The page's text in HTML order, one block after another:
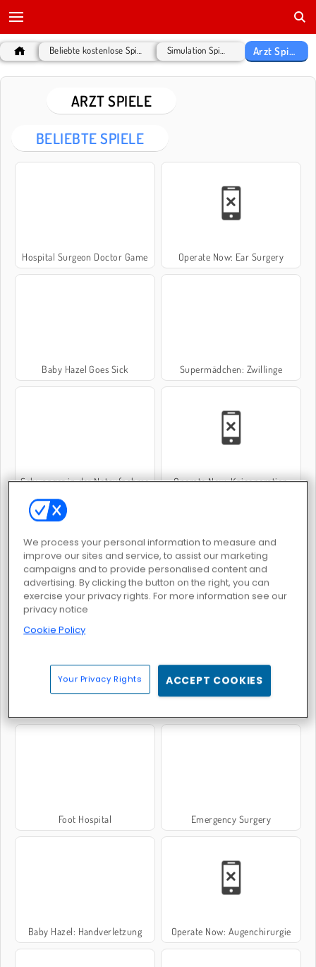
Arzt Spiele
ARZT SPIELE
BELIEBTE SPIELE
Hospital Surgeon Doctor Game Operate Now: Ear Surgery
Baby Hazel Goes Sick Supermädchen: Zwillinge
Schwanger in der Notaufnahme Operate Now: Knieoperation
Operate Now: Pericardium Surgery Ella: Hüftoperation
Foot Hospital Emergency Surgery
Baby Hazel: Handverletzung Operate Now: Augenchirurgie
We process your personal information to measure and
improve our sites and service, to assist our marketing
campaigns and to provide personalised content and
advertising. By clicking the button on the right, you can
exercise your privacy rights. For more information see our
privacy notice
Cookie Policy
Your Privacy Rights ACCEPT COOKIES